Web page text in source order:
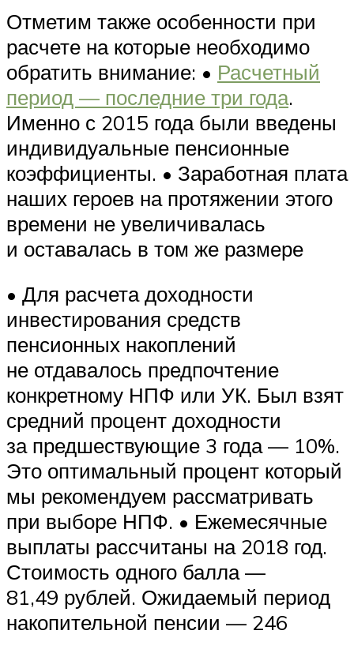
Отметим также особенности при
расчете на которые необходимо
обратить внимание: • Расчетный
период — последние три года.
Именно с 2015 года были введены
индивидуальные пенсионные
коэффициенты. • Заработная плата
наших героев на протяжении этого
времени не увеличивалась
и оставалась в том же размере
• Для расчета доходности
инвестирования средств
пенсионных накоплений
не отдавалось предпочтение
конкретному НПФ или УК. Был взят
средний процент доходности
за предшествующие 3 года — 10%.
Это оптимальный процент который
мы рекомендуем рассматривать
при выборе НПФ. • Ежемесячные
выплаты рассчитаны на 2018 год.
Стоимость одного балла —
81,49 рублей. Ожидаемый период
накопительной пенсии — 246